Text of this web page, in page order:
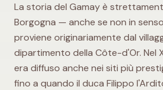
La storia del Gamay è
Borgogna — anche se non in
proviene originariamente dal
dipartimento della Côte-d'Or. Nel
era diffuso anche nei siti più
fino a quando il duca Filippo